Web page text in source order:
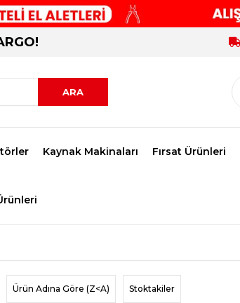
Kaynak Makinaları Fırsat Ürünleri
Ürün Adına Göre (Z<A) Stoktakiler